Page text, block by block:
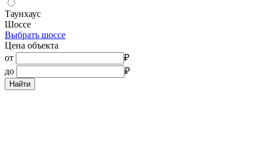
Таунхаус
Шоссе
Выбрать шоссе
Цена объекта
от
₽
до
₽
Найти